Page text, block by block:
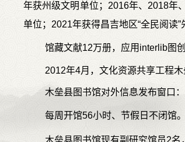
年获州级文明单位；2016年、2018年
单位；2021年获得昌吉地区“全民阅读”
馆藏文献12万册，应用interlib图
2012年4月，文化资源共享工程
木垒县图书馆对外信息发布窗口
每周开馆56小时、节假日不闭馆。